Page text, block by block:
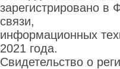
зарегистрировано в
связи,
информационных
2021 года.
Свидетельство о